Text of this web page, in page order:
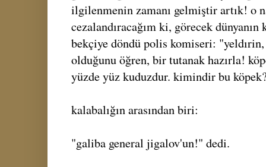
ilgilenmenin zamanı gelmiştir artık! o
cezalandıracağım ki, görecek
bekçiye döndü polis komiseri:
olduğunu öğren, bir tutanak hazırla!
yüzde yüz kuduzdur. kimindir bu
kalabalığın arasından biri:
"galiba general jigalov'un!" dedi.